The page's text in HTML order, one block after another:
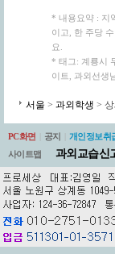
* 내용요약 : 지
이고, 한 주당
요.
* 태그: 계룡시
이트, 과외선생
서울 > 과외학생 >
PC화면 공지 개인정보취
사이트맵
과외교습신